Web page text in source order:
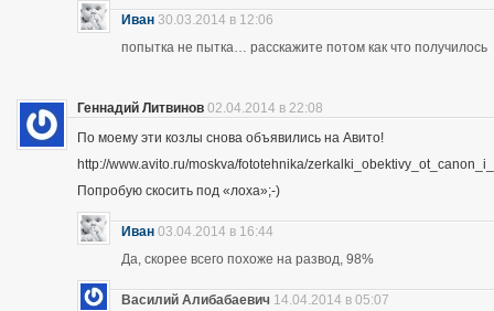
Иван 30.03.2014 в 12:06
попытка не пытка… расскажите потом как что получилось
Геннадий Литвинов 02.04.2014 в 22:08
По моему эти козлы снова объявились на Авито!
http://www.avito.ru/moskva/fototehnika/
Попробую скосить под «лоха»;-)
Иван 03.04.2014 в 16:44
Да, скорее всего похоже на развод, 98%
Василий Алибабаевич 14.04.2014 в 05:07